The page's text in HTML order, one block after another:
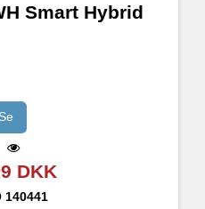
Smart Hybrid
Se
DKK
140441